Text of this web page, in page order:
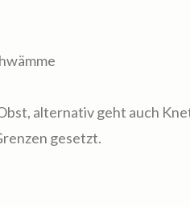
alternativ geht auch
gesetzt.